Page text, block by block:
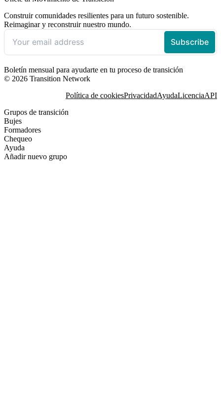
Construir comunidades resilientes para un futuro sostenible.
Reimaginar y reconstruir nuestro mundo.
Boletín mensual para ayudarte en tu proceso de transición
© 2026 Transition Network
Política de cookiesPrivacidadAyudaLicenciaAPI
Grupos de transición
Bujes
Formadores
Chequeo
Ayuda
Añadir nuevo grupo